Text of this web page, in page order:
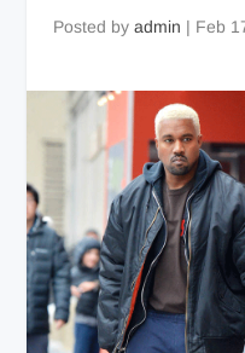
Posted by admin | Feb